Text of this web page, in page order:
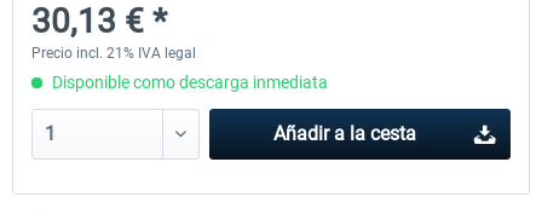
53,21 € *
30,13 € *
Precio incl. 21% IVA legal
Disponible como descarga inmediata
Añadir a la cesta